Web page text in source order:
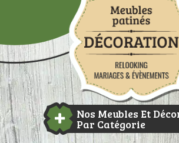
Nos Meubles Et
Par Catégorie